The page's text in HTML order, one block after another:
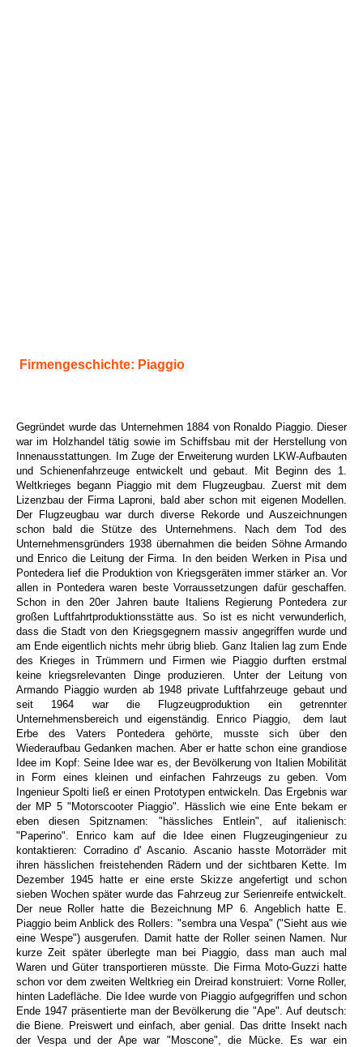
Firmengeschichte: Piaggio
Gegründet wurde das Unternehmen 1884 von Ronaldo Piaggio. Dieser
war im Holzhandel tätig sowie im Schiffsbau mit der Herstellung von
Innenausstattungen. Im Zuge der Erweiterung wurden LKW-Aufbauten
und Schienenfahrzeuge entwickelt und gebaut. Mit Beginn des 1.
Weltkrieges begann Piaggio mit dem Flugzeugbau. Zuerst mit dem
Lizenzbau der Firma Laproni, bald aber schon mit eigenen Modellen.
Der Flugzeugbau war durch diverse Rekorde und Auszeichnungen
schon bald die Stütze des Unternehmens. Nach dem Tod des
Unternehmensgründers 1938 übernahmen die beiden Söhne Armando
und Enrico die Leitung der Firma. In den beiden Werken in Pisa und
Pontedera lief die Produktion von Kriegsgeräten immer stärker an. Vor
allen in Pontedera waren beste Vorraussetzungen dafür geschaffen.
Schon in den 20er Jahren baute Italiens Regierung Pontedera zur
großen Luftfahrtproduktionsstätte aus. So ist es nicht verwunderlich,
dass die Stadt von den Kriegsgegnern massiv angegriffen wurde und
am Ende eigentlich nichts mehr übrig blieb. Ganz Italien lag zum Ende
des Krieges in Trümmern und Firmen wie Piaggio durften erstmal
keine kriegsrelevanten Dinge produzieren. Unter der Leitung von
Armando Piaggio wurden ab 1948 private Luftfahrzeuge gebaut und
seit 1964 war die Flugzeugproduktion ein getrennter
Unternehmensbereich und eigenständig. Enrico Piaggio, dem laut
Erbe des Vaters Pontedera gehörte, musste sich über den
Wiederaufbau Gedanken machen. Aber er hatte schon eine grandiose
Idee im Kopf: Seine Idee war es, der Bevölkerung von Italien Mobilität
in Form eines kleinen und einfachen Fahrzeugs zu geben. Vom
Ingenieur Spolti ließ er einen Prototypen entwickeln. Das Ergebnis war
der MP 5 "Motorscooter Piaggio". Hässlich wie eine Ente bekam er
eben diesen Spitznamen: "hässliches Entlein", auf italienisch:
"Paperino". Enrico kam auf die Idee einen Flugzeugingenieur zu
kontaktieren: Corradino d' Ascanio. Ascanio hasste Motorräder mit
ihren hässlichen freistehenden Rädern und der sichtbaren Kette. Im
Dezember 1945 hatte er eine erste Skizze angefertigt und schon
sieben Wochen später wurde das Fahrzeug zur Serienreife entwickelt.
Der neue Roller hatte die Bezeichnung MP 6. Angeblich hatte E.
Piaggio beim Anblick des Rollers: "sembra una Vespa" ("Sieht aus wie
eine Wespe") ausgerufen. Damit hatte der Roller seinen Namen. Nur
kurze Zeit später überlegte man bei Piaggio, dass man auch mal
Waren und Güter transportieren müsste. Die Firma Moto-Guzzi hatte
schon vor dem zweiten Weltkrieg ein Dreirad konstruiert: Vorne Roller,
hinten Ladefläche. Die Idee wurde von Piaggio aufgegriffen und schon
Ende 1947 präsentierte man der Bevölkerung die "Ape". Auf deutsch:
die Biene. Preiswert und einfach, aber genial. Das dritte Insekt nach
der Vespa und der Ape war "Moscone", die Mücke. Es war ein